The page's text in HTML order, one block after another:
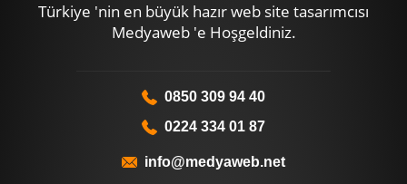
Türkiye 'nin en büyük hazır web site tasarımcısı
Medyaweb 'e Hoşgeldiniz.
0850 309 94 40
0224 334 01 87
info@medyaweb.net